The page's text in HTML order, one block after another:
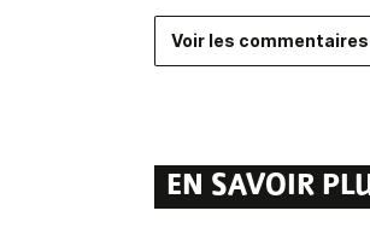
Voir les commentaires
EN SAVOIR